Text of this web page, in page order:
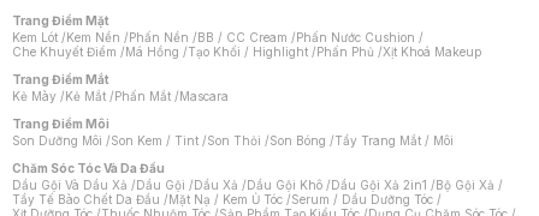
Trang Điểm Mặt
Kem Lót /Kem Nền /Phấn Nền /BB / CC Cream /Phấn Nước Cushion /
Che Khuyết Điểm /Má Hồng /Tạo Khối / Highlight /Phấn Phủ /Xịt Khoá Makeup
Trang Điểm Mắt
Kẻ Mày /Kẻ Mắt /Phấn Mắt /Mascara
Trang Điểm Môi
Son Dưỡng Môi /Son Kem / Tint /Son Thỏi /Son Bóng /Tẩy Trang Mắt / Môi
Chăm Sóc Tóc Và Da Đầu
Dầu Gội Và Dầu Xả /Dầu Gội /Dầu Xả /Dầu Gội Khô /Dầu Gội Xả 2in1 /Bộ Gội Xả /
Tẩy Tế Bào Chết Da Đầu /Mặt Nạ / Kem Ủ Tóc /Serum / Dầu Dưỡng Tóc /